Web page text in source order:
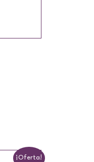
¡Oferta!